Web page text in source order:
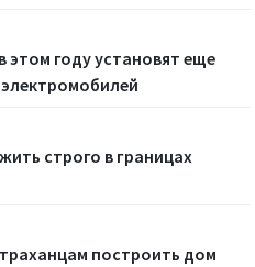
этом году установят еще
строго в границах
построить дом